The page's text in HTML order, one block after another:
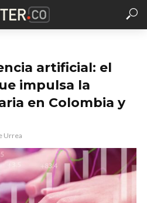
artificial: el
impulsa la
en Colombia y
Urrea